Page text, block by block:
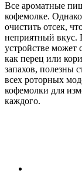
Все ароматные
кофемолке.
очистить отсек,
неприятный вкус.
устройстве может
как перец или
запахов, полезны
всех роторных
кофемолки для
каждого.